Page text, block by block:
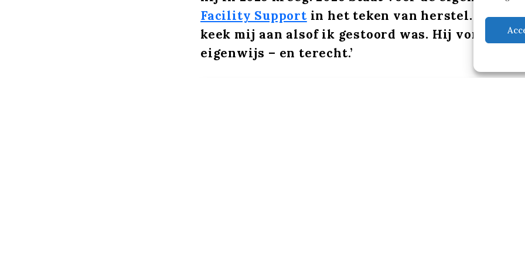
Facility Supportin het teken van herstel. ‘De
keek mij aan alsof ik gestoord was. Hij vond mij
eigenwijs – en terecht.’